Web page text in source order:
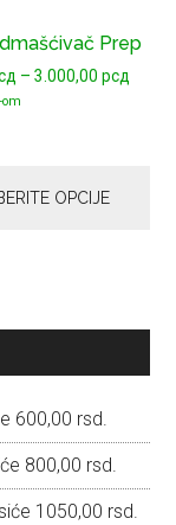
Prep
– 3.000,00рсд
om
OPCIJE
600,00 rsd.
800,00 rsd.
1050,00 rsd.